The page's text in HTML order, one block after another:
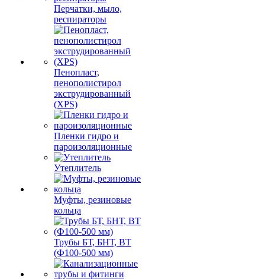
Перчатки, мыло,
респираторы
Пенопласт,
пенополистирол
экструдированный
(XPS)
Пленки гидро и
пароизоляционные
Утеплитель
Муфты, резиновые
кольца
Трубы БТ, БНТ, ВТ
(Ф100-500 мм)